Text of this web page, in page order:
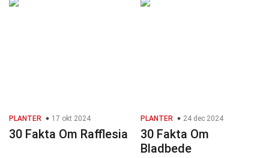
PLANTER 17 okt 2024
30 Fakta Om Rafflesia
PLANTER 24 dec 2024
30 Fakta Om
Bladbede